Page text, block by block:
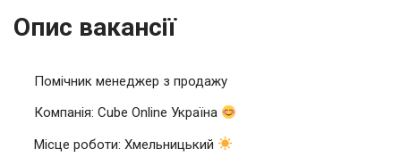
Опис вакансії
Помічник менеджер з продажу
Компанія: Cube Online Україна
Місце роботи: Хмельницький